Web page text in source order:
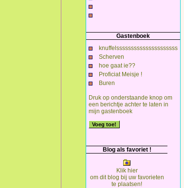
Gastenboek
knuffelsssssssssssssssssssss
Scherven
hoe gaat ie??
Proficiat Meisje !
Buren
Druk op onderstaande knop om
een berichtje achter te laten in
mijn gastenboek
Blog als favoriet !
Klik hier
om dit blog bij uw favorieten
te plaatsen!